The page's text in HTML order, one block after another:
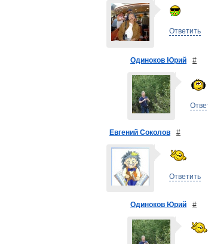
Ответить
Одиноков Юрий #
Евгений Соколов #
Ответить
Одиноков Юрий #